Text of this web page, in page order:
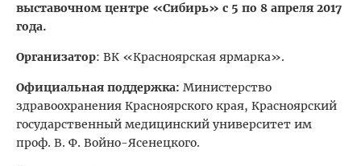
выставочном центре «Сибирь» с 5 по 8 апреля 2017
года.
Организатор: ВК «Красноярская ярмарка».
Официальная поддержка: Министерство
здравоохранения Красноярского края, Красноярский
государственный медицинский университет им
проф. В. Ф. Войно-Ясенецкого.